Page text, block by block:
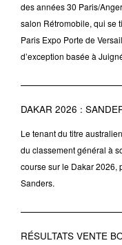
des années 30 Paris/
salon Rétromobile, qui se
Paris Expo Porte de
d’exception basée à
DAKAR 2026 :
Le tenant du titre
du classement général à
course sur le Dakar 2026,
Sanders.
RÉSULTATS VENTE